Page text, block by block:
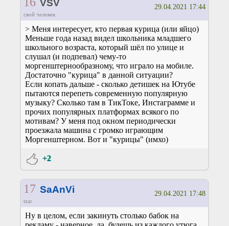
VSV
свой человек
29.04.2021 17:44
> Меня интересует, кто первая курица (или яйцо)
Меньше года назад видел школьника младшего
школьного возраста, который шёл по улице и
слушал (и подпевал) чему-то
моргенштернообразному, что играло на мобиле.
Достаточно "курица" в данной ситуации?
Если копать дальше - сколько детишек на Ютубе
пытаются перепеть современную популярную
музыку? Сколько там в ТикТоке, Инстаграмме и
прочих популярных платформах всякого по
мотивам? У меня под окном периодически
проезжала машина с громко играющим
Моргенштерном. Вот и "курицы" (имхо)
+2
17 SaAnVi
tzar
29.04.2021 17:48
Ну в целом, если закинуть столько бабок на